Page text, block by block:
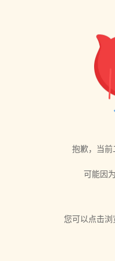
抱歉，当前
可能因
您可以点击浏